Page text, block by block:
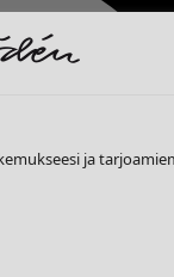
ja